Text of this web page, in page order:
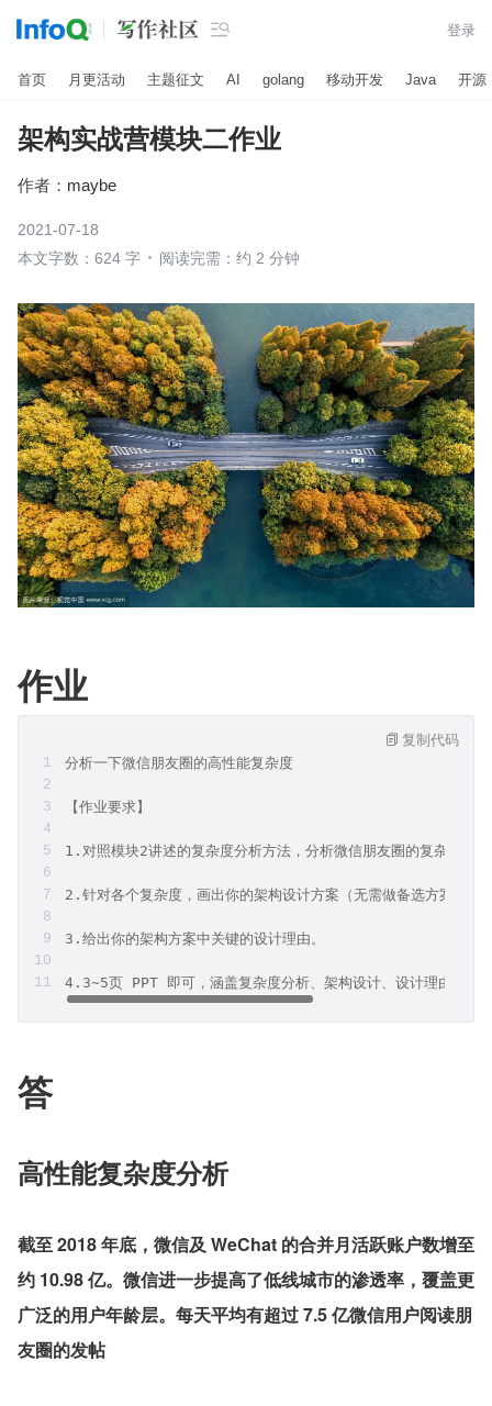
 登录
首页 月更活动 主题征文 AI golang 移动开发 Java 开源
架构实战营模块二作业
作者： maybe
2021-07-18
本文字数：624 字
阅读完需：约 2 分钟
作业
分析一下微信朋友圈的高性能复杂度
【作业要求】
1.对照模块2讲述的复杂度分析方法，分析微信朋友圈的复杂度。
2.针对各个复杂度，画出你的架构设计方案（无需做备选方案，只
3.给出你的架构方案中关键的设计理由。
4.3~5页 PPT 即可，涵盖复杂度分析、架构设计、设计理由。
复制代码
答
高性能复杂度分析
截至 2018 年底，微信及 WeChat 的合并月活跃账户数增至
约 10.98 亿。微信进一步提高了低线城市的渗透率，覆盖更
广泛的用户年龄层。每天平均有超过 7.5 亿微信用户阅读朋
友圈的发帖